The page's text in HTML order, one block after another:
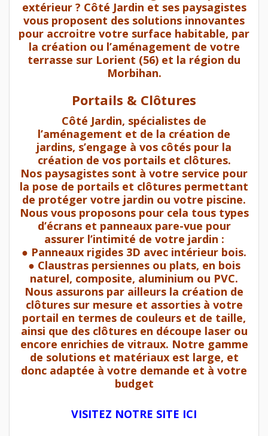
extérieur ? Côté Jardin et ses paysagistes
vous proposent des solutions innovantes
pour accroitre votre surface habitable, par
la création ou l’aménagement de votre
terrasse sur Lorient (56) et la région du
Morbihan.
Portails & Clôtures
Côté Jardin, spécialistes de
l’aménagement et de la création de
jardins, s’engage à vos côtés pour la
création de vos portails et clôtures.
Nos paysagistes sont à votre service pour
la pose de portails et clôtures permettant
de protéger votre jardin ou votre piscine.
Nous vous proposons pour cela tous types
d’écrans et panneaux pare-vue pour
assurer l’intimité de votre jardin :
● Panneaux rigides 3D avec intérieur bois.
● Claustras persiennes ou plats, en bois
naturel, composite, aluminium ou PVC.
Nous assurons par ailleurs la création de
clôtures sur mesure et assorties à votre
portail en termes de couleurs et de taille,
ainsi que des clôtures en découpe laser ou
encore enrichies de vitraux. Notre gamme
de solutions et matériaux est large, et
donc adaptée à votre demande et à votre
budget
VISITEZ NOTRE SITE ICI